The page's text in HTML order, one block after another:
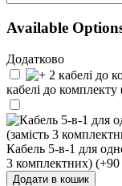
Available
Додатково
кабелі до комплекту
Кабель 5-в-1 для
3 комплектних) (+90
Додати в кошик